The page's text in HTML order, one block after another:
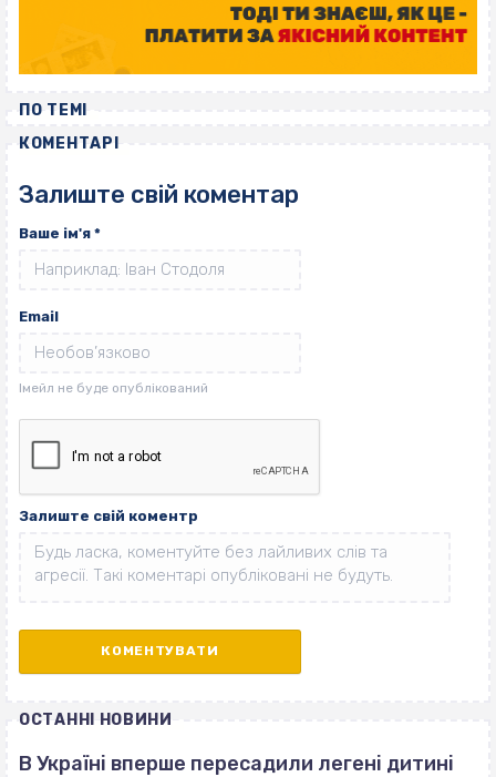
ПО ТЕМІ
КОМЕНТАРІ
Залиште свій коментар
Ваше ім'я *
Email
Залиште свій коментр
ОСТАННІ НОВИНИ
В Україні вперше пересадили легені дитині